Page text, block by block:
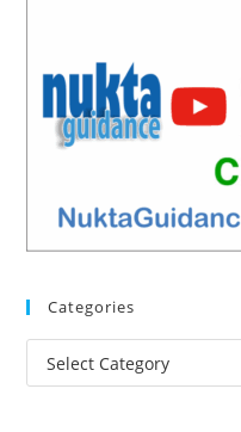
Categories
Categories